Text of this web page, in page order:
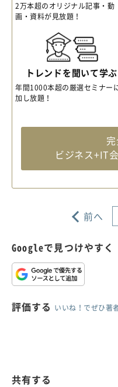
2万本超のオリジナル記事・動
画・資料が見放題！
トレンドを聞いて学ぶ
年間1000本超の厳選セミナー
加し放題！
ビジネス+IT
前へ
Googleで見つけやすく
評価する いいね！でぜひ著
共有する